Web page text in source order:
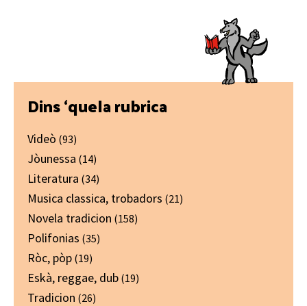
Primary
Sidebar
Dins ‘quela rubrica
Videò (93)
Jòunessa (14)
Literatura (34)
Musica classica, trobadors (21)
Novela tradicion (158)
Polifonias (35)
Ròc, pòp (19)
Eskà, reggae, dub (19)
Tradicion (26)